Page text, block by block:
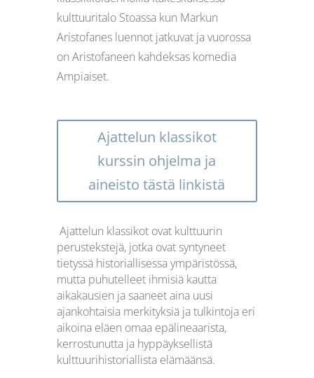
kulttuuritalo Stoassa kun Markun
Aristofanes luennot jatkuvat ja vuorossa
on Aristofaneen kahdeksas komedia
Ampiaiset.
Ajattelun klassikot
kurssin ohjelma ja
aineisto tästä linkistä
Ajattelun klassikot ovat kulttuurin
perustekstejä, jotka ovat syntyneet
tietyssä historiallisessa ympäristössä,
mutta puhutelleet ihmisiä kautta
aikakausien ja saaneet aina uusi
ajankohtaisia merkityksiä ja tulkintoja eri
aikoina eläen omaa epälineaarista,
kerrostunutta ja hyppäyksellistä
kulttuurihistoriallista elämäänsä.